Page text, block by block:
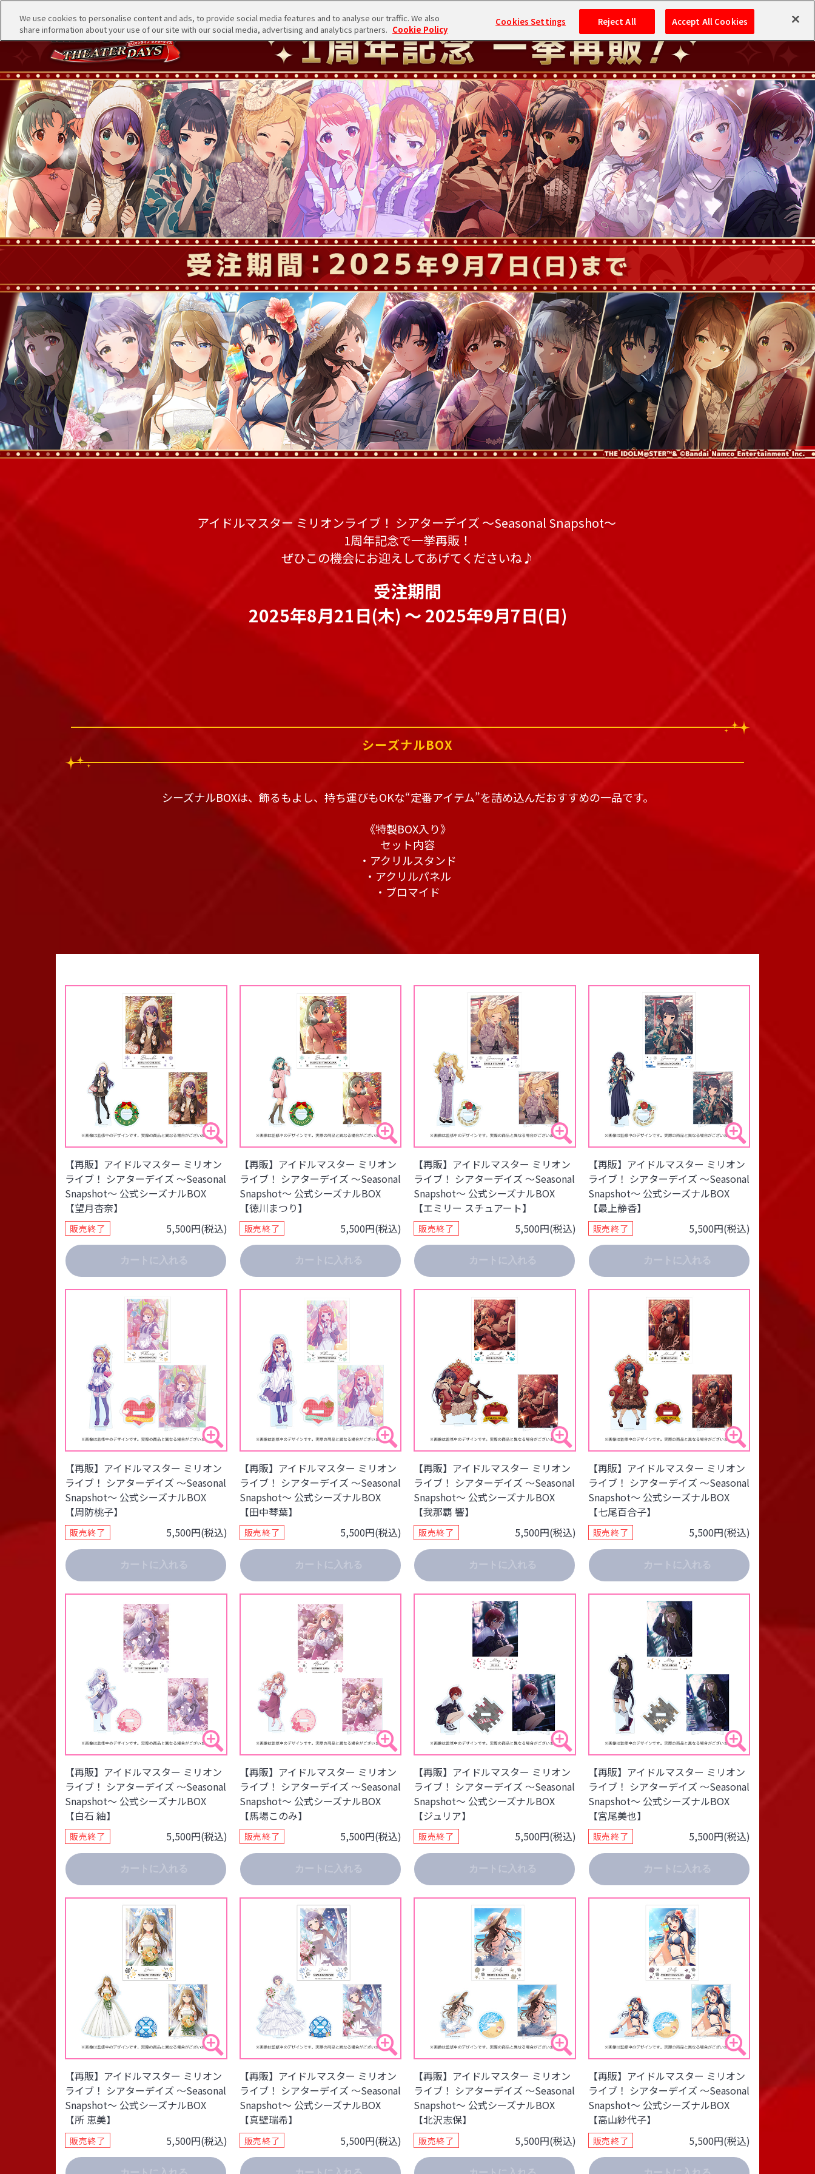
アイドルマスター ミリオンライブ！ シアターデイズ ～Seasonal Snapshot～
1周年記念で一挙再販！
ぜひこの機会にお迎えしてあげてくださいね♪
受注期間
2025年8月21日(木) 〜 2025年9月7日(日)
シーズナルBOX
シーズナルBOXは、飾るもよし、持ち運びもOKな“定番アイテム”を詰め込んだおすすめの一品です。
《特製BOX入り》
セット内容
・アクリルスタンド
・アクリルパネル
・ブロマイド
【再販】アイドルマスター ミリオン
ライブ！ シアターデイズ ～Seasonal
Snapshot～ 公式シーズナルBOX
【望月杏奈】
販売終了 5,500円(税込)
カートに入れる
【再販】アイドルマスター ミリオン
ライブ！ シアターデイズ ～Seasonal
Snapshot～ 公式シーズナルBOX
【徳川まつり】
販売終了 5,500円(税込)
カートに入れる
【再販】アイドルマスター ミリオン
ライブ！ シアターデイズ ～Seasonal
Snapshot～ 公式シーズナルBOX
【エミリー スチュアート】
販売終了 5,500円(税込)
カートに入れる
【再販】アイドルマスター ミリオン
ライブ！ シアターデイズ ～Seasonal
Snapshot～ 公式シーズナルBOX
【最上静香】
販売終了 5,500円(税込)
カートに入れる
【再販】アイドルマスター ミリオン
ライブ！ シアターデイズ ～Seasonal
Snapshot～ 公式シーズナルBOX
【周防桃子】
販売終了 5,500円(税込)
カートに入れる
【再販】アイドルマスター ミリオン
ライブ！ シアターデイズ ～Seasonal
Snapshot～ 公式シーズナルBOX
【田中琴葉】
販売終了 5,500円(税込)
カートに入れる
【再販】アイドルマスター ミリオン
ライブ！ シアターデイズ ～Seasonal
Snapshot～ 公式シーズナルBOX
【我那覇 響】
販売終了 5,500円(税込)
カートに入れる
【再販】アイドルマスター ミリオン
ライブ！ シアターデイズ ～Seasonal
Snapshot～ 公式シーズナルBOX
【七尾百合子】
販売終了 5,500円(税込)
カートに入れる
【再販】アイドルマスター ミリオン
ライブ！ シアターデイズ ～Seasonal
Snapshot～ 公式シーズナルBOX
【白石 紬】
販売終了 5,500円(税込)
カートに入れる
【再販】アイドルマスター ミリオン
ライブ！ シアターデイズ ～Seasonal
Snapshot～ 公式シーズナルBOX
【馬場このみ】
販売終了 5,500円(税込)
カートに入れる
【再販】アイドルマスター ミリオン
ライブ！ シアターデイズ ～Seasonal
Snapshot～ 公式シーズナルBOX
【ジュリア】
販売終了 5,500円(税込)
カートに入れる
【再販】アイドルマスター ミリオン
ライブ！ シアターデイズ ～Seasonal
Snapshot～ 公式シーズナルBOX
【宮尾美也】
販売終了 5,500円(税込)
カートに入れる
【再販】アイドルマスター ミリオン
ライブ！ シアターデイズ ～Seasonal
Snapshot～ 公式シーズナルBOX
【所 恵美】
販売終了 5,500円(税込)
【再販】アイドルマスター ミリオン
ライブ！ シアターデイズ ～Seasonal
Snapshot～ 公式シーズナルBOX
【真壁瑞希】
販売終了 5,500円(税込)
【再販】アイドルマスター ミリオン
ライブ！ シアターデイズ ～Seasonal
Snapshot～ 公式シーズナルBOX
【北沢志保】
販売終了 5,500円(税込)
【再販】アイドルマスター ミリオン
ライブ！ シアターデイズ ～Seasonal
Snapshot～ 公式シーズナルBOX
【高山紗代子】
販売終了 5,500円(税込)
We use cookies to personalise content and ads, to provide social media features and to analyse our traffic. We also
share information about your use of our site with our social media, advertising and analytics partners. Cookie Policy
Cookies Settings Reject All Accept All Cookies